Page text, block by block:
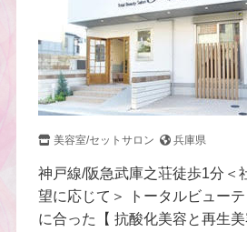
美容室/セットサロン 兵庫県
神戸線/阪急武庫之荘徒歩1分
望に応じて＞ トータルビュー
に合った【 抗酸化美容と再生